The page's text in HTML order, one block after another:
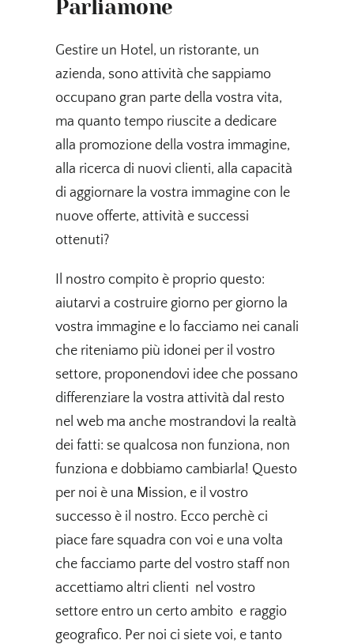
Parliamone
Gestire un Hotel, un ristorante, un
azienda, sono attività che sappiamo
occupano gran parte della vostra vita,
ma quanto tempo riuscite a dedicare
alla promozione della vostra immagine,
alla ricerca di nuovi clienti, alla capacità
di aggiornare la vostra immagine con le
nuove offerte, attività e successi
ottenuti?
Il nostro compito è proprio questo:
aiutarvi a costruire giorno per giorno la
vostra immagine e lo facciamo nei canali
che riteniamo più idonei per il vostro
settore, proponendovi idee che possano
differenziare la vostra attività dal resto
nel web ma anche mostrandovi la realtà
dei fatti: se qualcosa non funziona, non
funziona e dobbiamo cambiarla! Questo
per noi è una Mission, e il vostro
successo è il nostro. Ecco perchè ci
piace fare squadra con voi e una volta
che facciamo parte del vostro staff non
accettiamo altri clienti nel vostro
settore entro un certo ambito e raggio
geografico. Per noi ci siete voi, e tanto